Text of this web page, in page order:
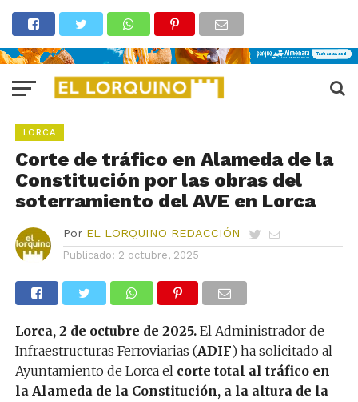
LORCA
Corte de tráfico en Alameda de la
Constitución por las obras del
soterramiento del AVE en Lorca
Por EL LORQUINO REDACCIÓN
Publicado: 2 octubre, 2025
Lorca, 2 de octubre de 2025.El Administrador de
Infraestructuras Ferroviarias (ADIF) ha solicitado al
Ayuntamiento de Lorca el corte total al tráfico en
la Alameda de la Constitución, a la altura de la